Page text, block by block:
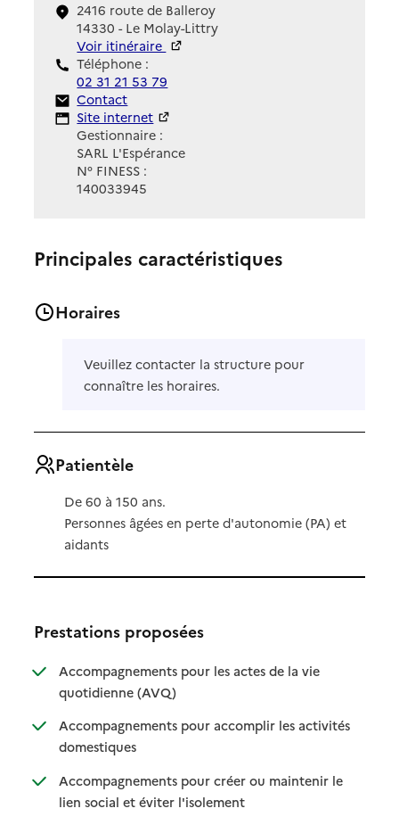
2416 route de Balleroy
14330 - Le Molay-Littry
Voir itinéraire
Téléphone :
02 31 21 53 79
Contact
Contact
Site Internet
Site internet
Gestionnaire :
SARL L'Espérance
N° FINESS :
140033945
Principales caractéristiques
Horaires
Veuillez contacter la structure pour
connaître les horaires.
Patientèle
De 60 à 150 ans.
Personnes âgées en perte d'autonomie (PA) et
aidants
Prestations proposées
Accompagnements pour les actes de la vie
quotidienne (AVQ): disponible
: non disponible
Accompagnements pour accomplir les activités
domestiques: disponible
: non disponible
Accompagnements pour créer ou maintenir le
lien social et éviter l'isolement: disponible
: non disponible